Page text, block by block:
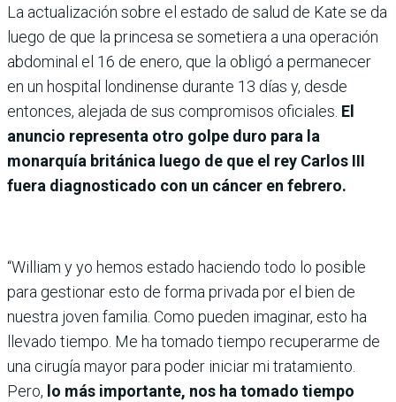
La actualización sobre el estado de salud de Kate se da
luego de que la princesa se sometiera a una operación
abdominal el 16 de enero, que la obligó a permanecer
en un hospital londinense durante 13 días y, desde
entonces, alejada de sus compromisos oficiales. El
anuncio representa otro golpe duro para la
monarquía británica luego de que el rey Carlos III
fuera diagnosticado con un cáncer en febrero.
“William y yo hemos estado haciendo todo lo posible
para gestionar esto de forma privada por el bien de
nuestra joven familia. Como pueden imaginar, esto ha
llevado tiempo. Me ha tomado tiempo recuperarme de
una cirugía mayor para poder iniciar mi tratamiento.
Pero, lo más importante, nos ha tomado tiempo